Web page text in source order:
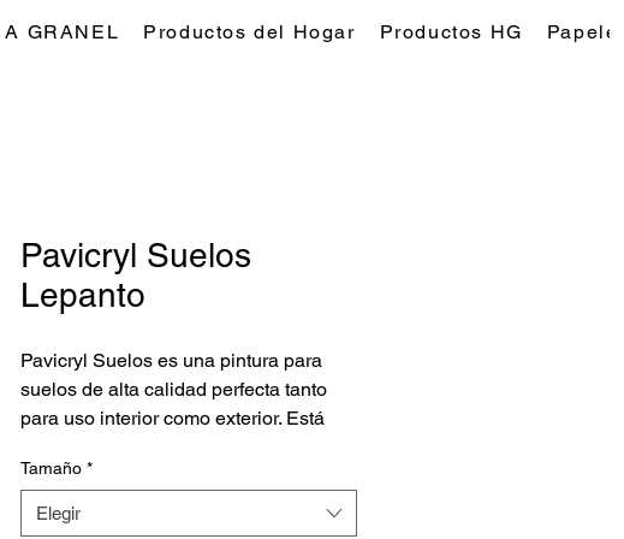
A GRANEL Productos del Hogar Productos HG
Pavicryl Suelos
Lepanto
Pavicryl Suelos es una pintura para
suelos de alta calidad perfecta tanto
para uso interior como exterior. Está
proporcionar un acabado resistente y
duradero que pueda soportar el tráfico
intenso y las condiciones climáticas
Tamaño *
Elegir